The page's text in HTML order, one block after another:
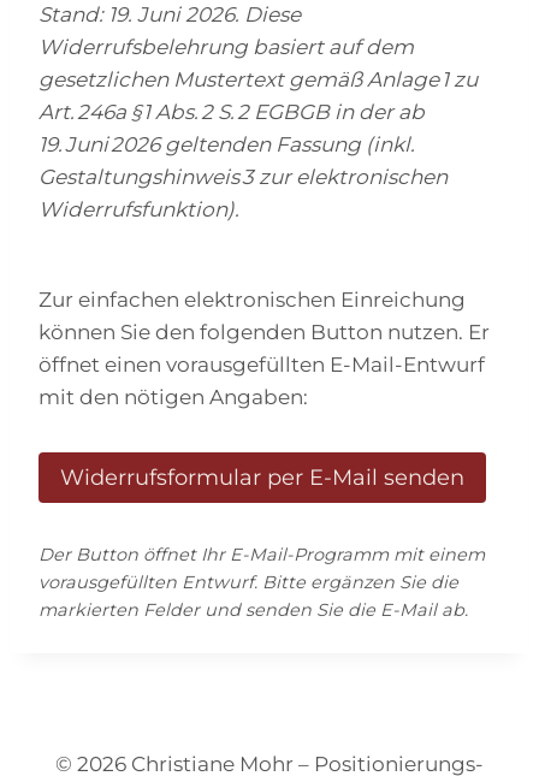
Stand: 19. Juni 2026. Diese
Widerrufsbelehrung basiert auf dem
gesetzlichen Mustertext gemäß Anlage 1 zu
Art. 246a § 1 Abs. 2 S. 2 EGBGB in der ab
19. Juni 2026 geltenden Fassung (inkl.
Gestaltungshinweis 3 zur elektronischen
Widerrufsfunktion).
Zur einfachen elektronischen Einreichung
können Sie den folgenden Button nutzen. Er
öffnet einen vorausgefüllten E-Mail-Entwurf
mit den nötigen Angaben:
Widerrufsformular per E-Mail senden
Der Button öffnet Ihr E-Mail-Programm mit einem
vorausgefüllten Entwurf. Bitte ergänzen Sie die
markierten Felder und senden Sie die E-Mail ab.
© 2026 Christiane Mohr – Positionierungs-